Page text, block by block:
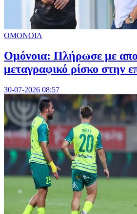
ΟΜΟΝΟΙΑ
Ομόνοια: Πλήρωσε με
μεταγραφικό ρίσκο στην
30-07-2026 08:57